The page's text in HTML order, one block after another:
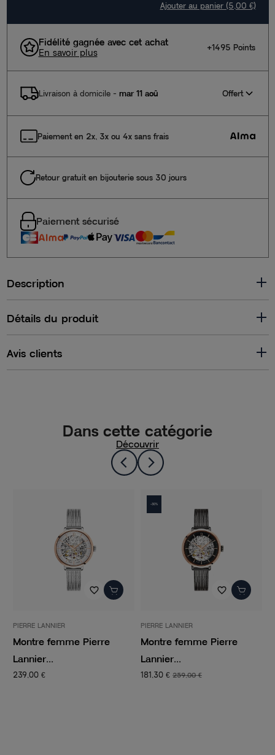
Ajouter au panier (5,00 €)
Fidélité gagnée avec cet achat
En savoir plus
+1495 Points
Livraison à domicile- mar 11 aoû Offert
Paiement en 2x, 3x ou 4x sans frais
Retour gratuit en bijouterie sous 30 jours
Paiement sécurisé
Description
Détails du produit
Avis clients
Dans cette catégorie
Découvrir
Pierre
Montre femme Pierre
259,00 €
Montre femme